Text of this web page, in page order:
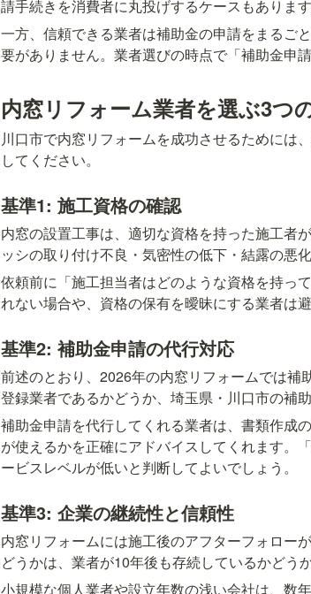
請手続きを消費者に丸投げするケースもあります
一方、信頼できる業者は補助金の申請をまるご
要がありません。業者選びの時点で「補助金申
内窓リフォーム業者を選ぶ3つ
川口市で内窓リフォームを成功させるためには
してください。
基準1: 施工資格の確認
内窓の設置工事は、適切な資格を持った施工者
ッシの取り付け不良・気密性の低下・結露の悪
依頼前に「施工担当者はどのような資格を持っ
れない場合や、資格の保有を曖昧にする業者は避
基準2: 補助金申請の代行対応
前述のとおり、2026年の内窓リフォームでは
登録業者であるかどうか、埼玉県・川口市の補
補助金申請を代行してくれる業者は、書類作成
が使えるかを正確にアドバイスしてくれます。
ービスレベルが低いと判断してよいでしょう。
基準3: 企業の継続性と信頼性
内窓リフォームには施工後のアフターフォロー
どうかは、業者が10年後も存続しているかどう
小規模な個人業者や設立年数の浅い会社は、数